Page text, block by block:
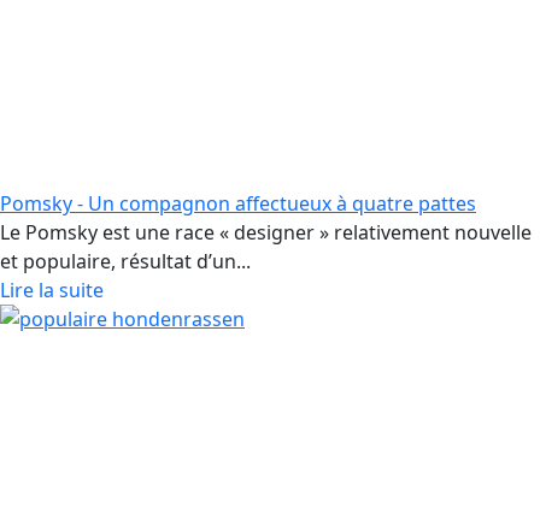
Pomsky - Un compagnon affectueux à quatre pattes
Le Pomsky est une race « designer » relativement nouvelle
et populaire, résultat d’un...
Lire la suite